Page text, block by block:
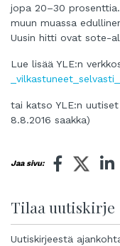
jopa 20–30
muun muassa
Uusin hitti ovat sote-
Lue lisää YLE:n
tai katso YLE:n uutiset
8.8.2016 saakka)
Jaa sivu:
Tilaa uutiskirje
Uutiskirjeestä